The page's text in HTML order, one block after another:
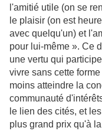
l'amitié utile (on se
le plaisir (on est
avec quelqu'un) et
pour lui-même ». Ce
une vertu qui
vivre sans cette
moins atteindre la
communauté
le lien des cités, et
plus grand prix qu'à